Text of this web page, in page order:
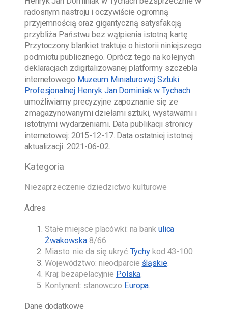
radosnym nastroju i oczywiście ogromną
przyjemnością oraz gigantyczną satysfakcją
przybliża Państwu bez wątpienia istotną kartę.
Przytoczony blankiet traktuje o historii niniejszego
podmiotu publicznego. Oprócz tego na kolejnych
deklaracjach zdigitalizowanej platformy szczebla
internetowego Muzeum Miniaturowej Sztuki
Profesjonalnej Henryk Jan Dominiak w Tychach
umożliwiamy precyzyjne zapoznanie się ze
zmagazynowanymi dziełami sztuki, wystawami i
istotnymi wydarzeniami. Data publikacji stronicy
internetowej: 2015-12-17. Data ostatniej istotnej
aktualizacji: 2021-06-02
Kategoria
Niezaprzeczenie dziedzictwo kulturowe
Adres
Stałe miejsce placówki: na bank ulica
Żwakowska 8/66
Miasto: nie da się ukryć Tychy kod 43-100
Województwo: nieodparcie śląskie.
Kraj: bezapelacyjnie Polska.
Kontynent: stanowczo Europa.
Dane dodatkowe